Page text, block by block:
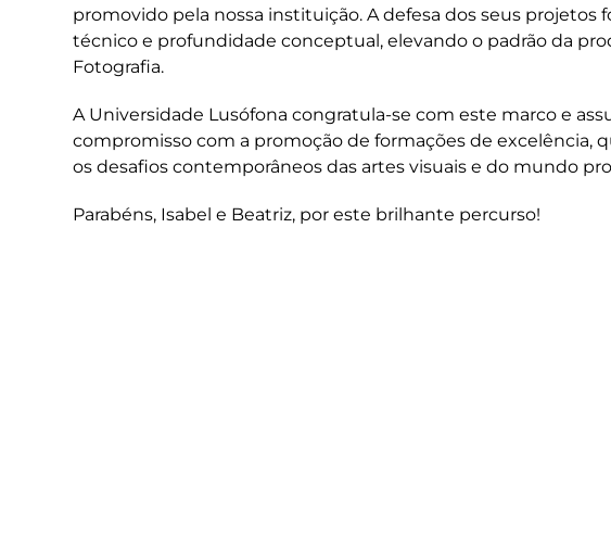
promovido pela nossa instituição. A defesa dos seus projetos
técnico e profundidade conceptual, elevando o padrão da
Fotografia.
A Universidade Lusófona congratula-se com este marco e
compromisso com a promoção de formações de excelência,
os desafios contemporâneos das artes visuais e do mundo
Parabéns, Isabel e Beatriz, por este brilhante percurso!